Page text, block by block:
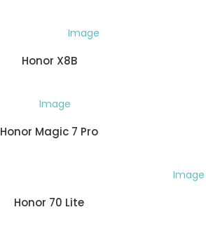
Honor X8B
Honor Magic 7 Pro
Honor 70 Lite